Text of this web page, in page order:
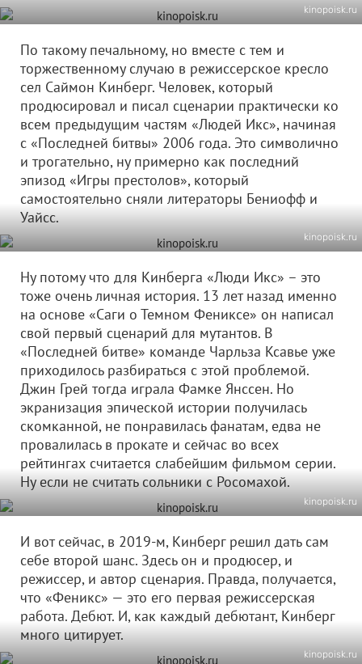
kinopoisk.ru
По такому печальному, но вместе с тем и
торжественному случаю в режиссерское кресло
сел Саймон Кинберг. Человек, который
продюсировал и писал сценарии практически ко
всем предыдущим частям «Людей Икс», начиная
с «Последней битвы» 2006 года. Это символично
и трогательно, ну примерно как последний
эпизод «Игры престолов», который
самостоятельно сняли литераторы Бениофф и
Уайсс.
kinopoisk.ru
Ну потому что для Кинберга «Люди Икс» – это
тоже очень личная история. 13 лет назад именно
на основе «Саги о Темном Фениксе» он написал
свой первый сценарий для мутантов. В
«Последней битве» команде Чарльза Ксавье уже
приходилось разбираться с этой проблемой.
Джин Грей тогда играла Фамке Янссен. Но
экранизация эпической истории получилась
скомканной, не понравилась фанатам, едва не
провалилась в прокате и сейчас во всех
рейтингах считается слабейшим фильмом серии.
Ну если не считать сольники с Росомахой.
kinopoisk.ru
И вот сейчас, в 2019-м, Кинберг решил дать сам
себе второй шанс. Здесь он и продюсер, и
режиссер, и автор сценария. Правда, получается,
что «Феникс» — это его первая режиссерская
работа. Дебют. И, как каждый дебютант, Кинберг
много цитирует.
kinopoisk.ru